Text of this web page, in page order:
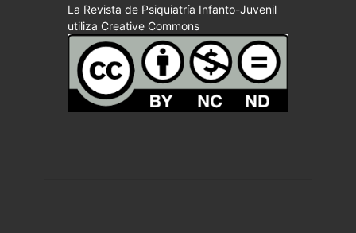
La Revista de Psiquiatría Infanto-Juvenil
utiliza Creative Commons